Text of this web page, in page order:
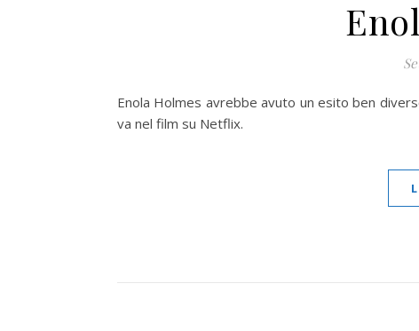
Enola Holmes avrebbe avuto un esito ben
va nel film su Netflix.